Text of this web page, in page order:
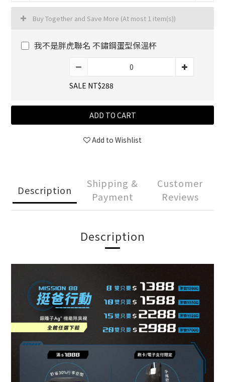
Buy Together and Save More (At most 1 item(s))
我不是胖虎聯名 不鏽鋼蛋型保溫杯
SALE NT$288
ADD TO CART
Add to Wishlist
Description
Shipping &
Payment
Customer
Reviews
Description